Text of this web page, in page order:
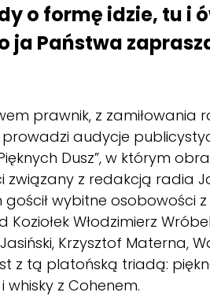
o formę idzie, tu i
ja Państwa
prawnik, z zamiłowania
audycje
Dusz”, w którym
związany z redakcją radia
wybitne osobowości
Koziołek Włodzimierz
Krzysztof Materna,
z tą platońską triadą:
whisky z Cohenem.